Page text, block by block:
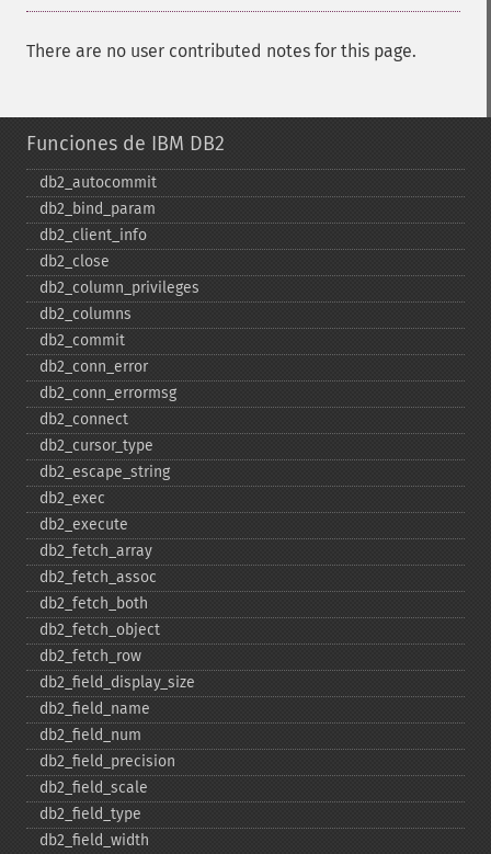
There are no user contributed notes for this page.
Funciones de IBM DB2
db2_​autocommit
db2_​bind_​param
db2_​client_​info
db2_​close
db2_​column_​privileges
db2_​columns
db2_​commit
db2_​conn_​error
db2_​conn_​errormsg
db2_​connect
db2_​cursor_​type
db2_​escape_​string
db2_​exec
db2_​execute
db2_​fetch_​array
db2_​fetch_​assoc
db2_​fetch_​both
db2_​fetch_​object
db2_​fetch_​row
db2_​field_​display_​size
db2_​field_​name
db2_​field_​num
db2_​field_​precision
db2_​field_​scale
db2_​field_​type
db2_​field_​width